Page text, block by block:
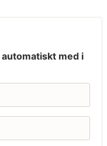
med i